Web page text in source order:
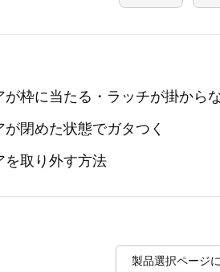
が枠に当たる・ラッチが掛から
が閉めた状態でガタつく
を取り外す方法
製品選択ページ